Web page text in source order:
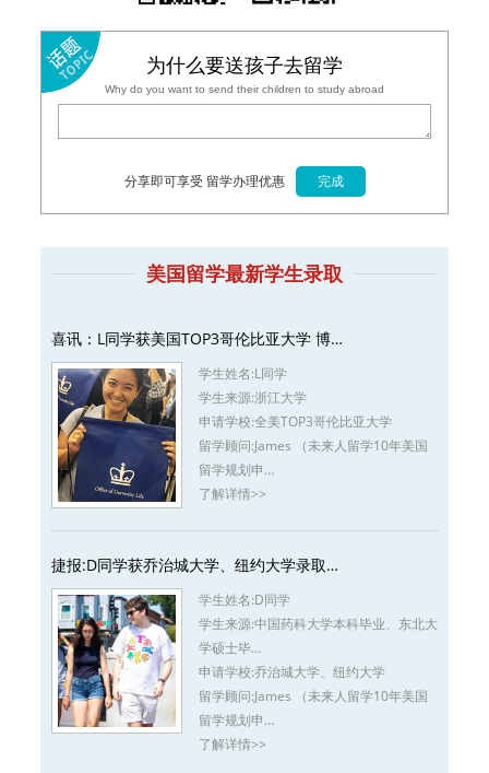
为什么要送孩子去留学
Why do you want to send their children to study abroad
分享即可享受 留学办理优惠
美国留学最新学生录取
喜讯：L同学获美国TOP3哥伦比亚大学 博…
学生姓名:L同学
学生来源:浙江大学
申请学校:全美TOP3哥伦比亚大学
留学顾问:James （未来人留学10年美国
留学规划申…
了解详情>>
捷报:D同学获乔治城大学、纽约大学录取…
学生姓名:D同学
学生来源:中国药科大学本科毕业、东北大
学硕士毕…
申请学校:乔治城大学、纽约大学
留学顾问:James （未来人留学10年美国
留学规划申…
了解详情>>